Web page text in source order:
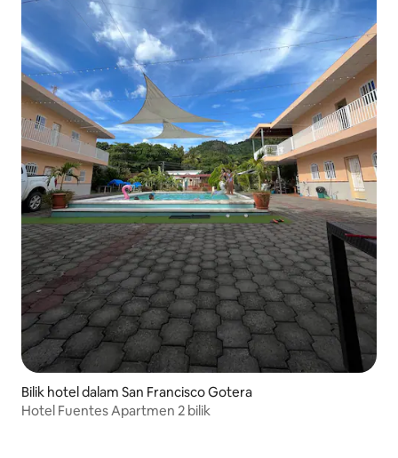
Bilik hotel dalam San Francisco Gotera
Hotel Fuentes Apartmen 2 bilik